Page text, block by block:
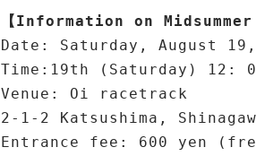
【Information on
Date: Saturday, August
Time:19th (Saturday) 12:
Venue: Oi racetrack
2-1-2 Katsushima,
Entrance fee: 600 yen